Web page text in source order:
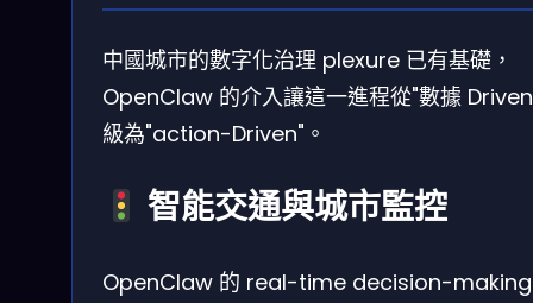
中國城市的數字化治理 plexure 已有基礎，
OpenClaw 的介入讓這一進程從"數據
級為"action-Driven"。
智能交通與城市監控
OpenClaw 的 real-time decision-